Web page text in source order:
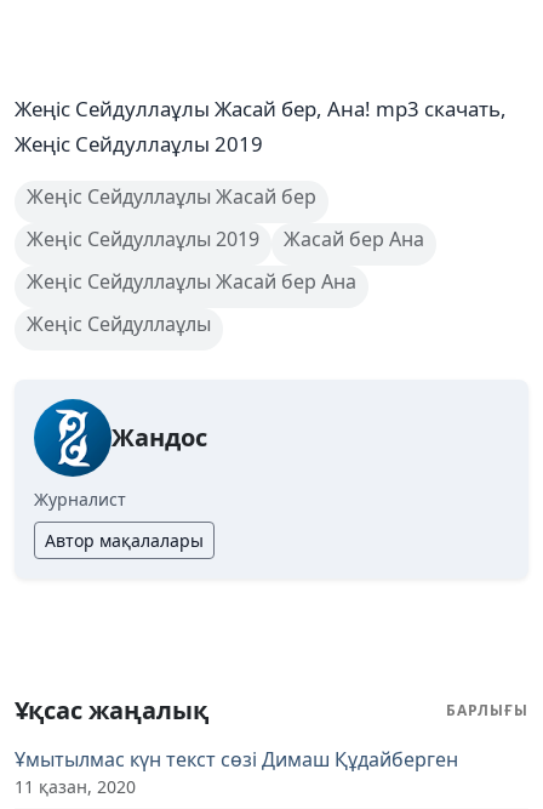
Жеңіс Сейдуллаұлы Жасай бер, Ана! mp3 скачать,
Жеңіс Сейдуллаұлы 2019
Жеңіс Сейдуллаұлы Жасай бер
Жеңіс Сейдуллаұлы 2019
Жасай бер Ана
Жеңіс Сейдуллаұлы Жасай бер Ана
Жеңіс Сейдуллаұлы
Жандос
Журналист
Автор мақалалары
Ұқсас жаңалық БАРЛЫҒЫ
Ұмытылмас күн текст сөзі Димаш Құдайберген
11 қазан, 2020